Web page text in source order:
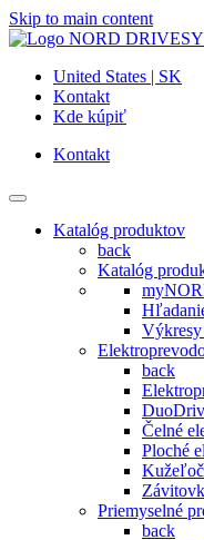
Skip to main content
United States | SK
Kontakt
Kde kúpiť
Kontakt
Katalóg produktov
back
Katalóg
back
Čelné
Ploché
Priemyselné
back